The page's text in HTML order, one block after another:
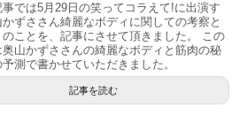
では5月29日の笑ってコラえて!に出演す
かずささん綺麗なボディに関しての考察と
のことを、記事にさせて頂きました。 この
山かずささんの綺麗なボディと筋肉の秘
測で書かせていただきました。
記事を読む